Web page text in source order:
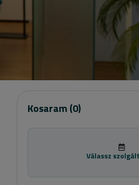
Kosaram(0)
Válassz